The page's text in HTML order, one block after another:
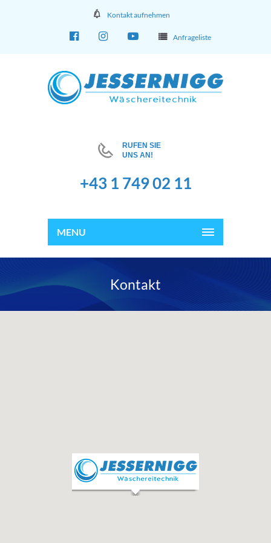
Kontakt aufnehmen
Anfrageliste
RUFEN SIE
UNS AN!
+43 1 749 02 11
MENU
Kontakt